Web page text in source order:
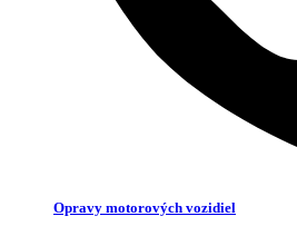
Opravy motorových vozidiel